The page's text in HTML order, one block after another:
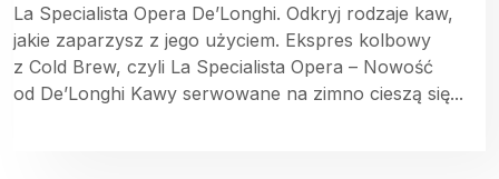
La Specialista Opera De’Longhi. Odkryj rodzaje kaw,
jakie zaparzysz z jego użyciem. Ekspres kolbowy
z Cold Brew, czyli La Specialista Opera – Nowość
od De’Longhi Kawy serwowane na zimno cieszą się...